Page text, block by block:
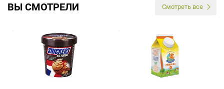
ВЫ СМОТРЕЛИ Смотреть все